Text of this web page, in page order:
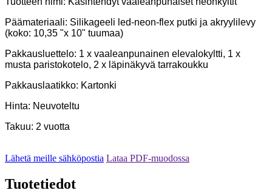
Päämateriaali: Silikageeli led-neon-flex putki ja akryylilevy
(koko: 10,35 "x 10" tuumaa)
Pakkausluettelo: 1 x vaaleanpunainen elevalokyltti, 1 x
musta paristokotelo, 2 x läpinäkyvä tarrakoukku
Pakkauslaatikko: Kartonki
Hinta: Neuvoteltu
Takuu: 2 vuotta
Lähetä meille sähköpostia Lataa PDF-muodossa
Tuotetiedot